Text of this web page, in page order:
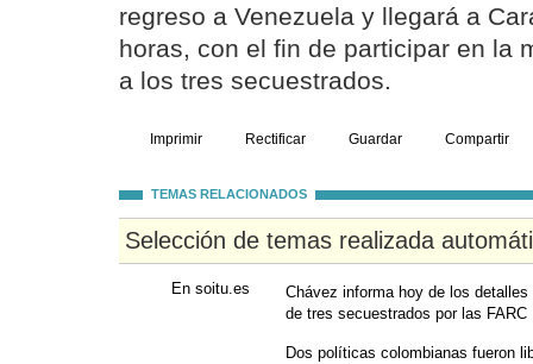
regreso a Venezuela y llegará a
horas, con el fin de participar en la
a los tres secuestrados.
Imprimir Rectificar Guardar Compartir
TEMAS RELACIONADOS
Selección de temas realizada
En soitu.es
Chávez informa hoy de los
de tres secuestrados por las FARC
Dos políticas colombianas fueron